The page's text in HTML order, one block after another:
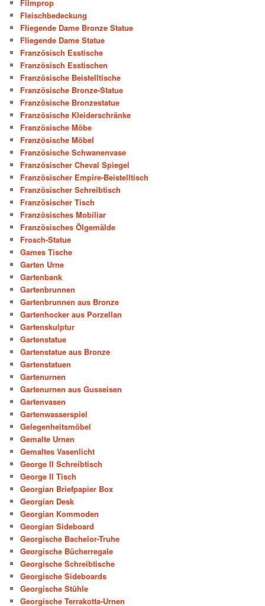
Filmprop
Fleischbedeckung
Fliegende Dame Bronze Statue
Fliegende Dame Statue
Französisch Esstische
Französisch Esstischen
Französische Beistelltische
Französische Bronze-Statue
Französische Bronzestatue
Französische Kleiderschränke
Französische Möbe
Französische Möbel
Französische Schwanenvase
Französischer Cheval Spiegel
Französischer Empire-Beistelltisch
Französischer Schreibtisch
Französischer Tisch
Französisches Mobiliar
Französisches Ölgemälde
Frosch-Statue
Games Tische
Garten Urne
Gartenbank
Gartenbrunnen
Gartenbrunnen aus Bronze
Gartenhocker aus Porzellan
Gartenskulptur
Gartenstatue
Gartenstatue aus Bronze
Gartenstatuen
Gartenurnen
Gartenurnen aus Gusseisen
Gartenvasen
Gartenwasserspiel
Gelegenheitsmöbel
Gemalte Urnen
Gemaltes Vasenlicht
George II Schreibtisch
George II Tisch
Georgian Briefpapier Box
Georgian Desk
Georgian Kommoden
Georgian Sideboard
Georgische Bachelor-Truhe
Georgische Bücherregale
Georgische Schreibtische
Georgische Sideboards
Georgische Stühle
Georgische Terrakotta-Urnen